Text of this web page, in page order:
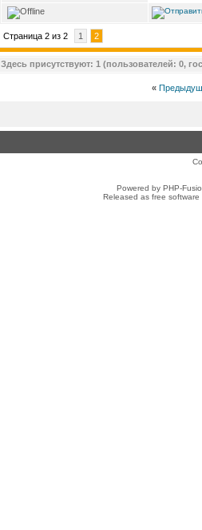
Страница 2 из 2 1 2
Здесь присутствуют: 1 (пользователей: 0,
«
Powered by PHP-
Released as free